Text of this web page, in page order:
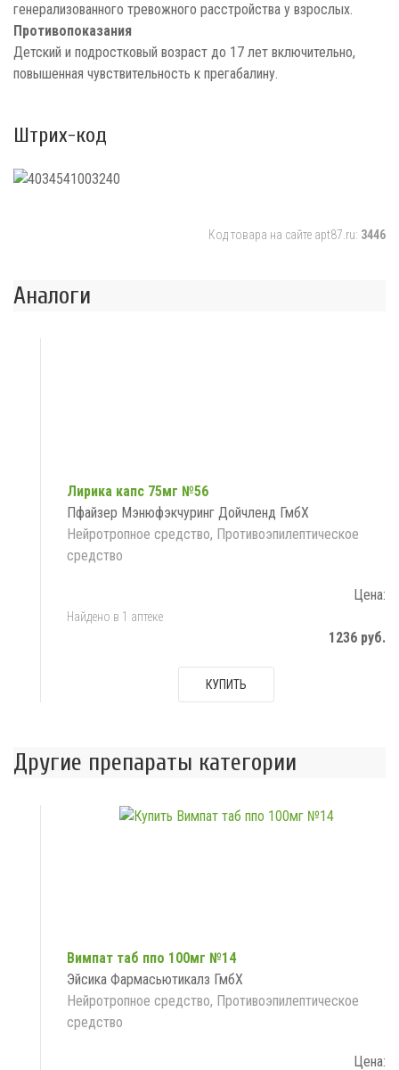
генерализованного тревожного расстройства у взрослых.
Противопоказания
Детский и подростковый возраст до 17 лет включительно,
повышенная чувствительность к прегабалину.
Штрих-код
Код товара на сайте apt87.ru: 3446
Аналоги
Лирика капс 75мг №56
Пфайзер Мэнюфэкчуринг Дойчленд ГмбХ
Нейротропное средство, Противоэпилептическое
средство
Цена:
Найдено в 1 аптеке
1236 руб.
КУПИТЬ
Другие препараты категории
Вимпат таб ппо 100мг №14
Эйсика Фармасьютикалз ГмбХ
Нейротропное средство, Противоэпилептическое
средство
Цена: